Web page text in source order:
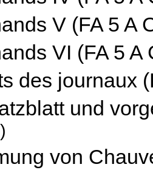
V (FA 5 A
VI (FA 5 A
des journaux
und
von